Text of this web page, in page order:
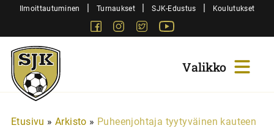
SiirryIlmoittautuminen | Turnaukset | SJK-Edustus | Koulutukset
FacebookInstagram
Twitter
Sjk-
Juniorit
Etusivu » Arkisto » Puheenjohtaja tyytyväinen kauteen